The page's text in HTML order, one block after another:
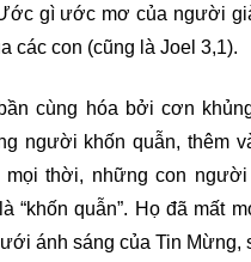
gì ước mơ của người
các con (cũng là Joel 3,1).
cùng hóa bởi cơn
người khốn quẫn, thêm
mọi thời, những con
“khốn quẫn”. Họ đã mất
ánh sáng của Tin Mừng,